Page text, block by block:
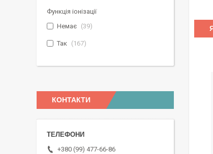
Функція іонізації
Немає
39
Так 167
КОНТАКТИ
+380 (99) 477-66-86